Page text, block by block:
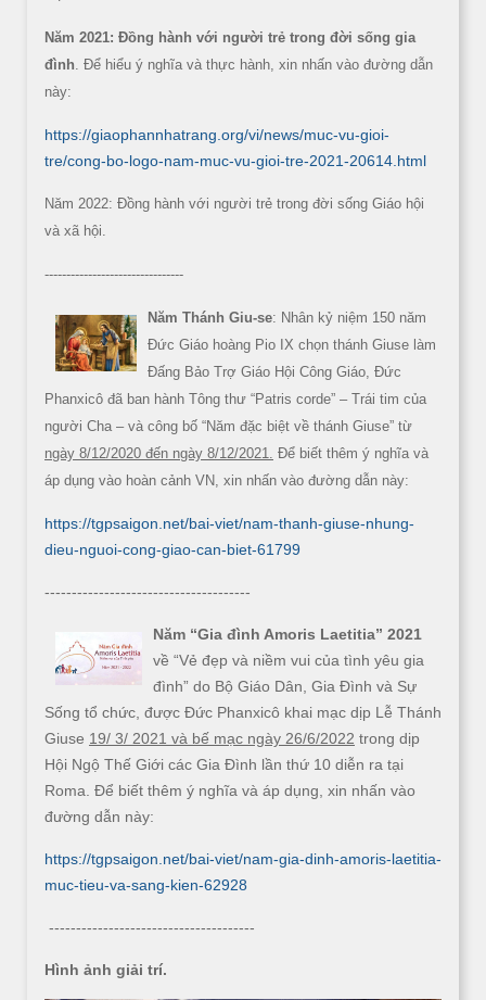
Năm 2021: Đồng hành với người trẻ trong đời sống gia
đình. Để hiểu ý nghĩa và thực hành, xin nhấn vào đường dẫn
này:
https://giaophannhatrang.org/vi/news/muc-vu-gioi-
tre/cong-bo-logo-nam-muc-vu-gioi-tre-2021-20614.html
Năm 2022: Đồng hành với người trẻ trong đời sống Giáo hội
và xã hội.
--------------------------------
Năm Thánh Giu-se: Nhân kỷ niệm 150 năm
Đức Giáo hoàng Pio IX chọn thánh Giuse làm
Đấng Bảo Trợ Giáo Hội Công Giáo, Đức
Phanxicô đã ban hành Tông thư “Patris corde” – Trái tim của
người Cha – và công bố “Năm đặc biệt về thánh Giuse” từ
ngày 8/12/2020 đến ngày 8/12/2021. Để biết thêm ý nghĩa và
áp dụng vào hoàn cảnh VN, xin nhấn vào đường dẫn này:
https://tgpsaigon.net/bai-viet/nam-thanh-giuse-nhung-
dieu-nguoi-cong-giao-can-biet-61799
--------------------------------------
Năm “Gia đình Amoris Laetitia” 2021
về “Vẻ đẹp và niềm vui của tình yêu gia
đình” do Bộ Giáo Dân, Gia Đình và Sự
Sống tổ chức, được Đức Phanxicô khai mạc dịp Lễ Thánh
Giuse 19/ 3/ 2021 và bế mạc ngày 26/6/2022 trong dịp
Hội Ngộ Thế Giới các Gia Đình lần thứ 10 diễn ra tại
Roma. Để biết thêm ý nghĩa và áp dụng, xin nhấn vào
đường dẫn này:
https://tgpsaigon.net/bai-viet/nam-gia-dinh-amoris-laetitia-
muc-tieu-va-sang-kien-62928
--------------------------------------
Hình ảnh giải trí.